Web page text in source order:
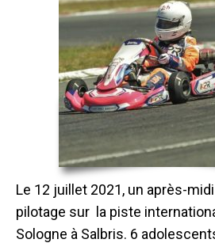
Le 12 juillet 2021, un après-midi
pilotage sur la piste
Sologne à Salbris. 6